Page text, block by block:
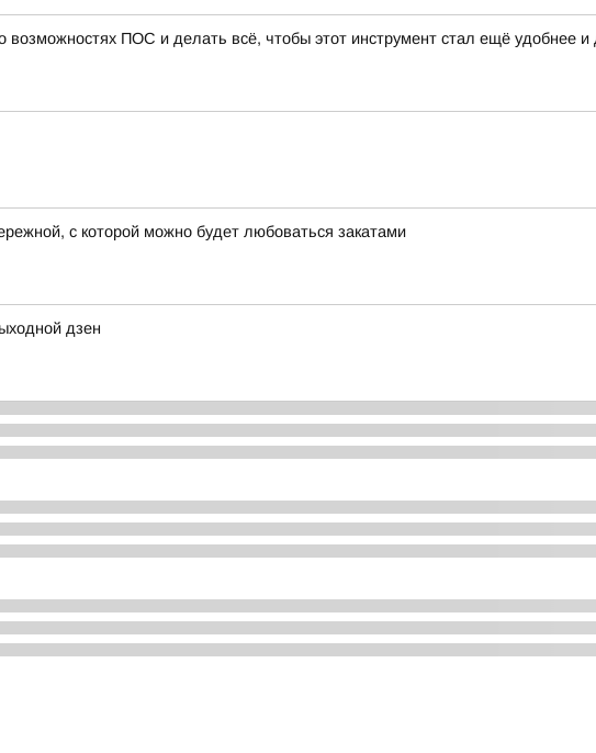
ПОС и делать всё, чтобы этот инструмент стал ещё удобнее и
с которой можно будет любоваться закатами
дзен